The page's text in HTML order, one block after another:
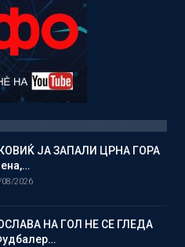
ЈА ЗАПАЛИ ЦРНА ГОРА
08/2026
НА ГОЛ НЕ СЕ ГЛЕДА